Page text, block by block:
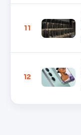
11
12